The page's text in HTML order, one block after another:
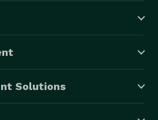
Solutions